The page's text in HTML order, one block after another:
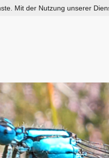
Mit der Nutzung unserer